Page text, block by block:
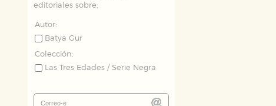
editoriales sobre:
Autor:
Batya Gur
Colección:
Las Tres Edades / Serie Negra